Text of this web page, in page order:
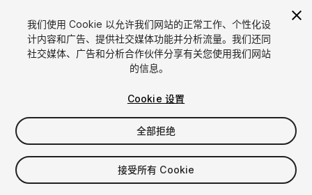
1 /6
$15
我们使用 Cookie 以允许我们网站的正常工作、个性化设
计内容和广告、提供社交媒体功能并分析流量。我们还同
社交媒体、广告和分析合作伙伴分享有关您使用我们网站
的信息。
Cookie 设置
全部拒绝
接受所有 Cookie